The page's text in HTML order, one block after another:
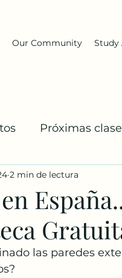
Our Community Study
Próximas
Inglés:
2 min de lectura
las paredes